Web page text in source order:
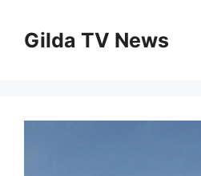
contenuto
Gilda TV News